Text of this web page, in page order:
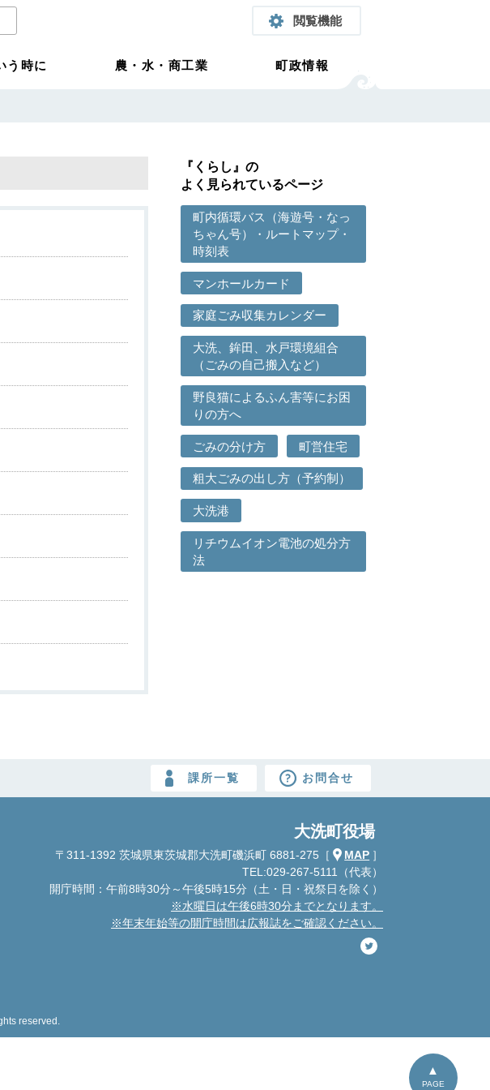
閲覧機能
う時に 農・水・商工業 町政情報
『くらし』の
よく見られているページ
町内循環バス（海遊号・なっ
ちゃん号）・ルートマップ・
時刻表
マンホールカード
家庭ごみ収集カレンダー
大洗、鉾田、水戸環境組合
（ごみの自己搬入など）
野良猫によるふん害等にお困
りの方へ
ごみの分け方 町営住宅
粗大ごみの出し方（予約制）
大洗港
リチウムイオン電池の処分方
法
PAGE
課所一覧 お問合せ
大洗町役場
〒311-1392 茨城県東茨城郡大洗町磯浜町 6881-275 ［ MAP ］
TEL:029-267-5111（代表）
開庁時間：午前8時30分～午後5時15分 （土・日・祝祭日を除く）
※水曜日は午後6時30分までとなります。
※年末年始等の開庁時間は広報誌をご確認ください。
reserved.